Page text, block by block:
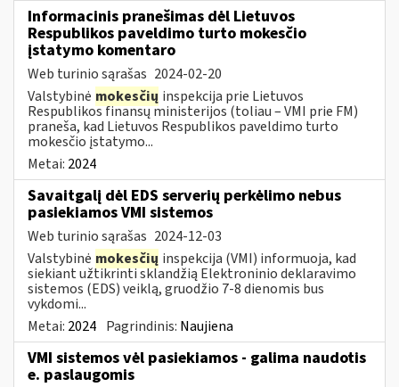
Informacinis pranešimas dėl Lietuvos
Respublikos paveldimo turto mokesčio
įstatymo komentaro
Web turinio sąrašas 2024-02-20
Valstybinė mokesčių inspekcija prie Lietuvos
Respublikos finansų ministerijos (toliau – VMI prie FM)
praneša, kad Lietuvos Respublikos paveldimo turto
mokesčio įstatymo...
Metai: 2024
Savaitgalį dėl EDS serverių perkėlimo nebus
pasiekiamos VMI sistemos
Web turinio sąrašas 2024-12-03
Valstybinė mokesčių inspekcija (VMI) informuoja, kad
siekiant užtikrinti sklandžią Elektroninio deklaravimo
sistemos (EDS) veiklą, gruodžio 7-8 dienomis bus
vykdomi...
Metai: 2024 Pagrindinis: Naujiena
VMI sistemos vėl pasiekiamos - galima naudotis
e. paslaugomis